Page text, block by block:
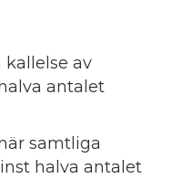
kallelse av
antalet
samtliga
halva antalet